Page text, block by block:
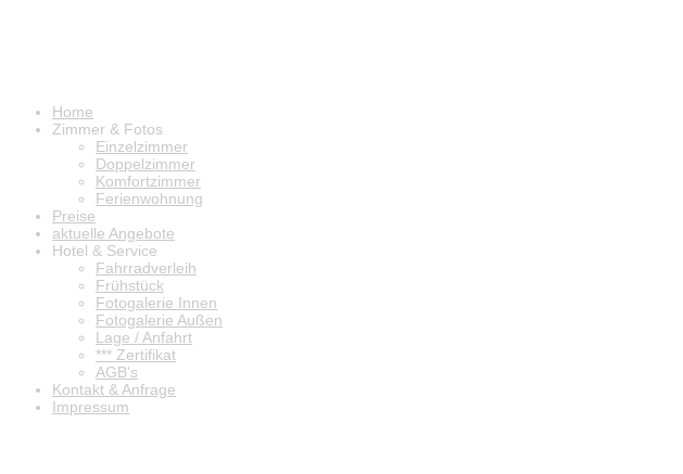
Home
Zimmer & Fotos
Einzelzimmer
Doppelzimmer
Komfortzimmer
Ferienwohnung
Preise
aktuelle Angebote
Hotel & Service
Fahrradverleih
Frühstück
Fotogalerie Innen
Fotogalerie Außen
Lage / Anfahrt
*** Zertifikat
AGB's
Kontakt & Anfrage
Impressum